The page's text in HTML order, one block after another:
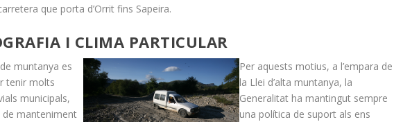
que porta d’Orrit fins Sapeira.
I CLIMA PARTICULAR
muntanya es
tenir molts
municipals,
manteniment
Per aquests motius, a l’empara de
la Llei d’alta muntanya, la
Generalitat ha mantingut sempre
una política de suport als ens